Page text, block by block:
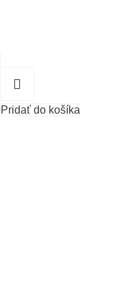
Pridať do košíka